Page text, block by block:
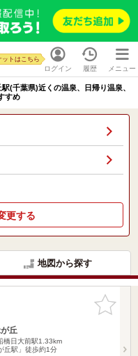
ログイン
ットはこちら
履歴 メニュー
(千葉県)近くの温泉、日帰り温泉、
すめ
更する
地図から探す
お気に入
りに追加
丘
橋日大前駅1.33km
丘駅」徒歩約1分